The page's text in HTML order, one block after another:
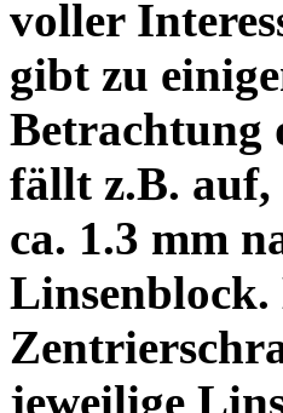
voller
gibt zu
Betrachtung
fällt z.B. auf,
ca. 1.3 mm
Linsenblock.
jeweilige